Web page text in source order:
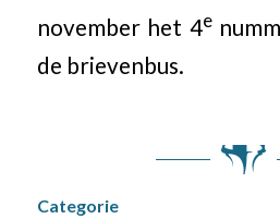
november het 4e
de brievenbus.
Categorie